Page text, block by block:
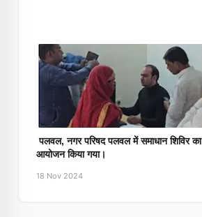
पलवल, नगर परिषद पलवल में समाधान शिविर का
आयोजन किया गया।
18 Nov 2024